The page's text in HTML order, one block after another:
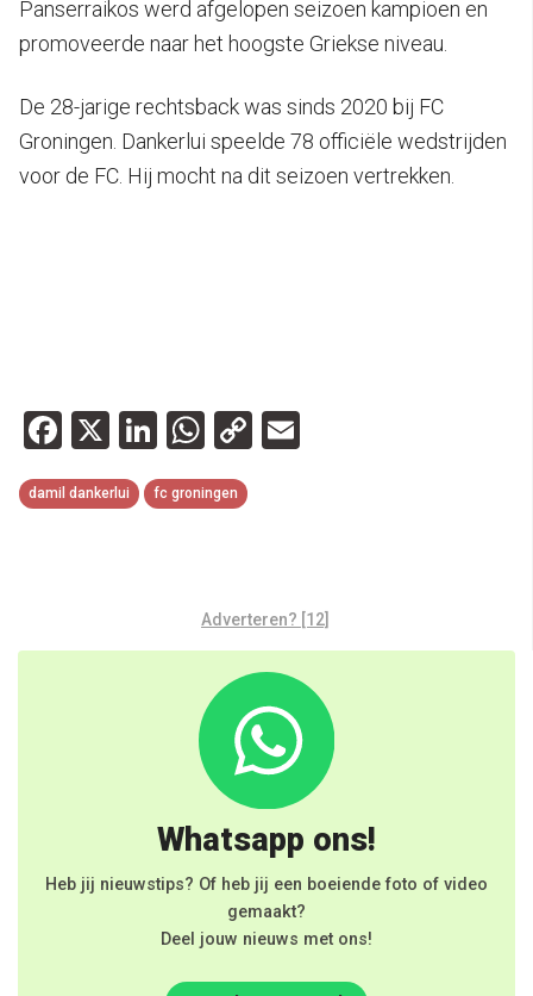
Panserraikos werd afgelopen seizoen kampioen en
promoveerde naar het hoogste Griekse niveau.
De 28-jarige rechtsback was sinds 2020 bij FC
Groningen. Dankerlui speelde 78 officiële wedstrijden
voor de FC. Hij mocht na dit seizoen vertrekken.
Facebook
X LinkedIn
WhatsApp
Copy
damil dankerlui fc groningen
Adverteren? [12]
Whatsapp ons!
Heb jij nieuwstips? Of heb jij een boeiende foto of video
gemaakt?
Deel jouw nieuws met ons!